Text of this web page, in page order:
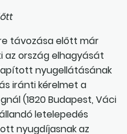
távozása előtt már
az ország elhagyását
nyugellátásának
iránti kérelmet a
(1820 Budapest, Váci
letelepedés
nyugdíjasnak az